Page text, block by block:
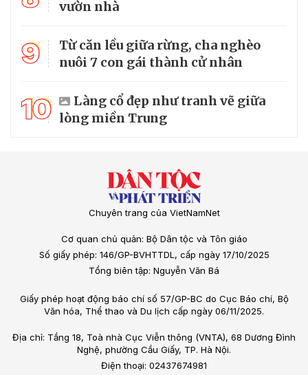
vườn nhà
9
Từ căn lều giữa rừng, cha nghèo
nuôi 7 con gái thành cử nhân
10
Làng cổ đẹp như tranh vẽ giữa
lòng miền Trung
Chuyên trang của VietNamNet
Cơ quan chủ quản: Bộ Dân tộc và Tôn giáo
Số giấy phép: 146/GP-BVHTTDL, cấp ngày 17/10/2025
Tổng biên tập: Nguyễn Văn Bá
Giấy phép hoạt động báo chí số 57/GP-BC do Cục Báo chí, Bộ
Văn hóa, Thể thao và Du lịch cấp ngày 06/11/2025.
Địa chỉ: Tầng 18, Toà nhà Cục Viễn thông (VNTA), 68 Dương Đình
Nghệ, phường Cầu Giấy, TP. Hà Nội.
Điện thoại: 02437674981